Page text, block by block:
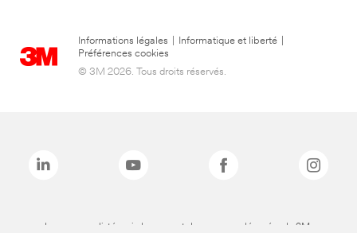
Informations légales Informatique et liberté
Préférences cookies
© 3M 2026. Tous droits réservés.
Les marques listées ci-dessus sont des marques déposées de 3M.